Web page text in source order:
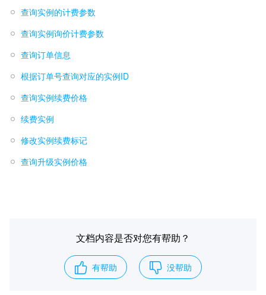
查询实例的计费参数
查询实例询价计费参数
查询订单信息
根据订单号查询对应的实例ID
查询实例续费价格
续费实例
修改实例续费标记
查询升级实例价格
文档内容是否对您有帮助？
有帮助 没帮助